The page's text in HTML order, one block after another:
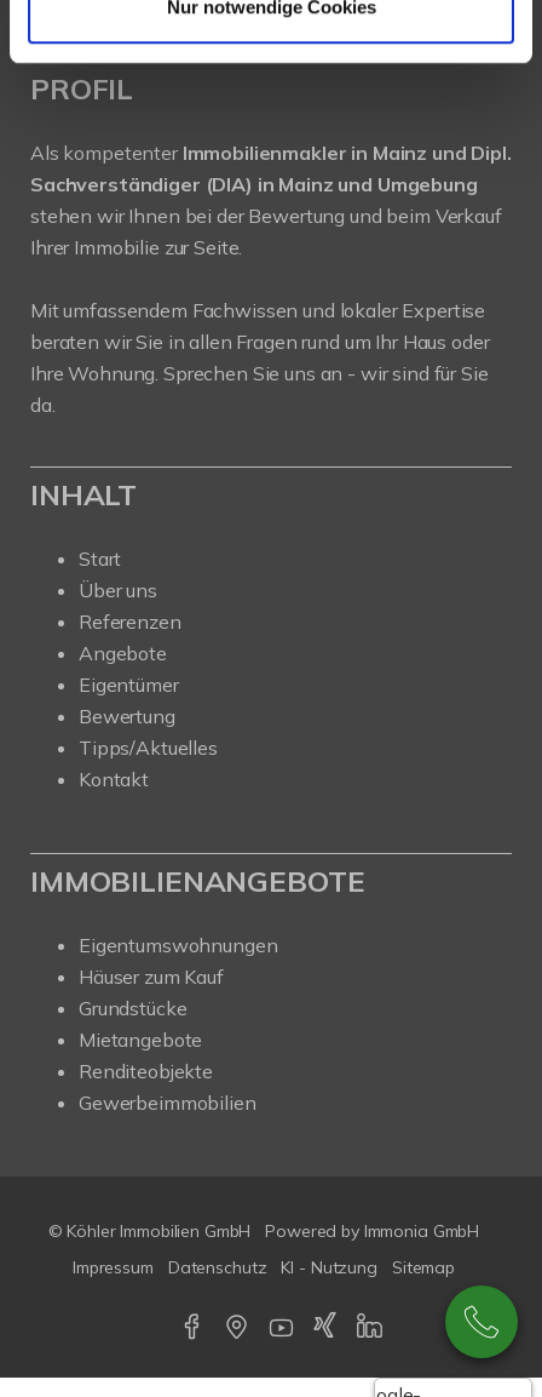
Nur notwendige Cookies
PROFIL
Als kompetenter Immobilienmakler in Mainz und Dipl.
Sachverständiger (DIA) in Mainz und Umgebung
stehen wir Ihnen bei der Bewertung und beim Verkauf
Ihrer Immobilie zur Seite.
Mit umfassendem Fachwissen und lokaler Expertise
beraten wir Sie in allen Fragen rund um Ihr Haus oder
Ihre Wohnung. Sprechen Sie uns an - wir sind für Sie
da.
INHALT
Start
Über uns
Referenzen
Angebote
Eigentümer
Bewertung
Tipps/Aktuelles
Kontakt
IMMOBILIENANGEBOTE
Eigentumswohnungen
Häuser zum Kauf
Grundstücke
Mietangebote
Renditeobjekte
Gewerbeimmobilien
© Köhler Immobilien GmbH Powered by Immonia GmbH
Impressum
Datenschutz KI - Nutzung Sitemap